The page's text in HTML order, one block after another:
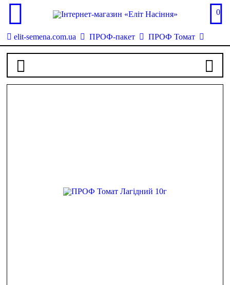
0
elit-semena.com.ua ПРОФ-пакет ПРОФ Томат